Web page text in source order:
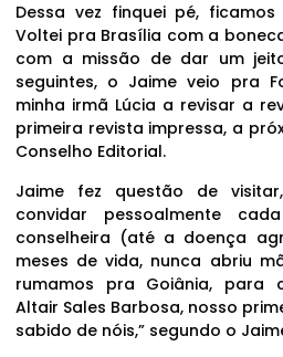
Dessa vez finquei pé,
Voltei pra Brasília com a
com a missão de dar um
seguintes, o Jaime veio pra
minha irmã Lúcia a revisar a
primeira revista impressa, a
Conselho Editorial.
Jaime fez questão de
convidar pessoalmente
conselheira (até a doença
meses de vida, nunca abriu
rumamos pra Goiânia, para
Altair Sales Barbosa, nosso
sabido de nóis,” segundo o